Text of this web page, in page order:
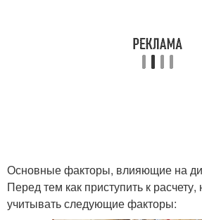
Основные факторы, влияющие на
Перед тем как приступить к
учитывать следующие факторы: